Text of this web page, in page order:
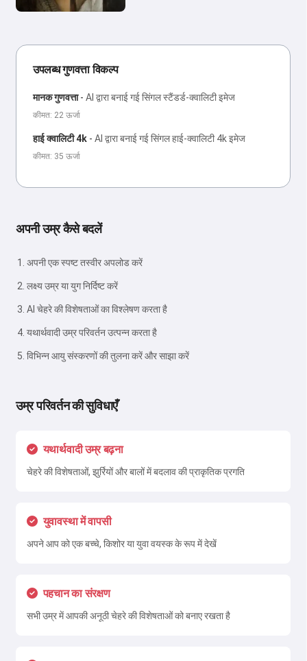
उपलब्ध गुणवत्ता विकल्प
मानक गुणवत्ता- AI द्वारा बनाई गई सिंगल स्टैंडर्ड-क्वालिटी इमेज
कीमत: 22 ऊर्जा
हाई क्वालिटी 4k - AI द्वारा बनाई गई सिंगल हाई-क्वालिटी 4k इमेज
कीमत: 35 ऊर्जा
अपनी उम्र कैसे बदलें
अपनी एक स्पष्ट तस्वीर अपलोड करें
लक्ष्य उम्र या युग निर्दिष्ट करें
AI चेहरे की विशेषताओं का विश्लेषण करता है
यथार्थवादी उम्र परिवर्तन उत्पन्न करता है
विभिन्न आयु संस्करणों की तुलना करें और साझा करें
उम्र परिवर्तन की सुविधाएँ
यथार्थवादी उम्र बढ़ना
चेहरे की विशेषताओं, झुर्रियों और बालों में बदलाव की प्राकृतिक प्रगति
युवावस्था में वापसी
अपने आप को एक बच्चे, किशोर या युवा वयस्क के रूप में देखें
पहचान का संरक्षण
सभी उम्र में आपकी अनूठी चेहरे की विशेषताओं को बनाए रखता है